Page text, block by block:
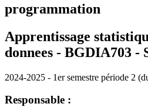
programmation
Apprentissage
donnees - BGDIA703 -
2024-2025 - 1er semestre période 2
Responsable :